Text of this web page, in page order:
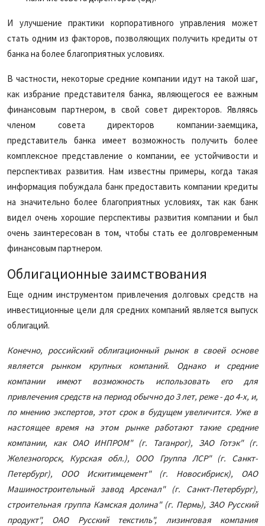
И улучшение практики корпоративного управления может
стать одним из факторов, позволяющих получить кредиты от
банка на более благоприятных условиях.
В частности, некоторые средние компании идут на такой шаг,
как избрание представителя банка, являющегося ее важным
финансовым партнером, в свой совет директоров. Являясь
членом совета директоров компании-заемщика,
представитель банка имеет возможность получить более
комплексное представление о компании, ее устойчивости и
перспективах развития. Нам известны примеры, когда такая
информация побуждала банк предоставить компании кредиты
на значительно более благоприятных условиях, так как банк
видел очень хорошие перспективы развития компании и был
очень заинтересован в том, чтобы стать ее долговременным
финансовым партнером.
Облигационные заимствования
Еще одним инструментом привлечения долговых средств на
инвестиционные цели для средних компаний является выпуск
облигаций.
Конечно, российский облигационный рынок в своей основе
является рынком крупных компаний. Однако и средние
компании имеют возможность использовать его для
привлечения средств на период обычно до 3 лет, реже - до 4-х, и,
по мнению экспертов, этот срок в будущем увеличится. Уже в
настоящее время на этом рынке работают такие средние
компании, как ОАО ИНПРОМ" (г. Таганрог), ЗАО Готэк" (г.
Железногорск, Курская обл.), ООО Группа ЛСР" (г. Санкт-
Петербург), ООО Искитимцемент" (г. Новосибриск), ОАО
Машиностроительный завод Арсенал" (г. Санкт-Петербург),
строительная группа Камская долина" (г. Пермь), ЗАО Русский
продукт", ОАО Русский текстиль", лизинговая компания